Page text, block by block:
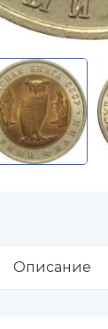
Описание